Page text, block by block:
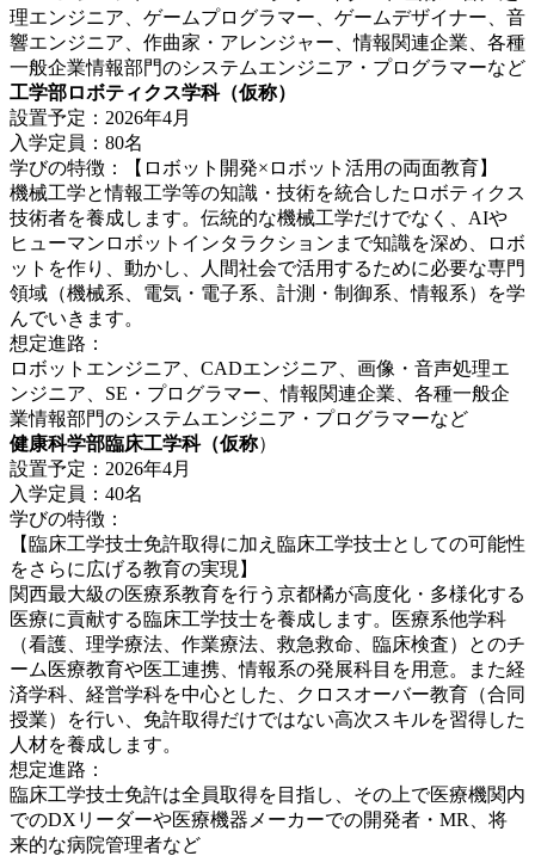
理エンジニア、ゲームプログラマー、ゲームデザイナー、音
響エンジニア、作曲家・アレンジャー、情報関連企業、各種
一般企業情報部門のシステムエンジニア・プログラマーなど
工学部ロボティクス学科（仮称）
設置予定：2026年4月
入学定員：80名
学びの特徴：【ロボット開発×ロボット活用の両面教育】
機械工学と情報工学等の知識・技術を統合したロボティクス
技術者を養成します。伝統的な機械工学だけでなく、AIや
ヒューマンロボットインタラクションまで知識を深め、ロボ
ットを作り、動かし、人間社会で活用するために必要な専門
領域（機械系、電気・電子系、計測・制御系、情報系）を学
んでいきます。
想定進路：
ロボットエンジニア、CADエンジニア、画像・音声処理エ
ンジニア、SE・プログラマー、情報関連企業、各種一般企
業情報部門のシステムエンジニア・プログラマーなど
健康科学部臨床工学科（仮称）
設置予定：2026年4月
入学定員：40名
学びの特徴：
【臨床工学技士免許取得に加え臨床工学技士としての可能性
をさらに広げる教育の実現】
関西最大級の医療系教育を行う京都橘が高度化・多様化する
医療に貢献する臨床工学技士を養成します。医療系他学科
（看護、理学療法、作業療法、救急救命、臨床検査）とのチ
ーム医療教育や医工連携、情報系の発展科目を用意。また経
済学科、経営学科を中心とした、クロスオーバー教育（合同
授業）を行い、免許取得だけではない高次スキルを習得した
人材を養成します。
想定進路：
臨床工学技士免許は全員取得を目指し、その上で医療機関内
でのDXリーダーや医療機器メーカーでの開発者・MR、将
来的な病院管理者など